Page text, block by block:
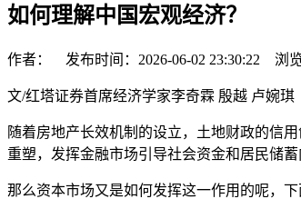
如何理解中国宏观经济？
作者： 发布时间：2026-06-02 23:30:22 浏览
文/红塔证券首席经济学家李奇霖 殷越 卢婉琪
随着房地产长效机制的设立，土地财政的信
重塑，发挥金融市场引导社会资金和居民储
那么资本市场又是如何发挥这一作用的呢，